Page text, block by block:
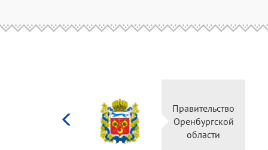
культуры
Российской
Правительство
Оренбургской
области